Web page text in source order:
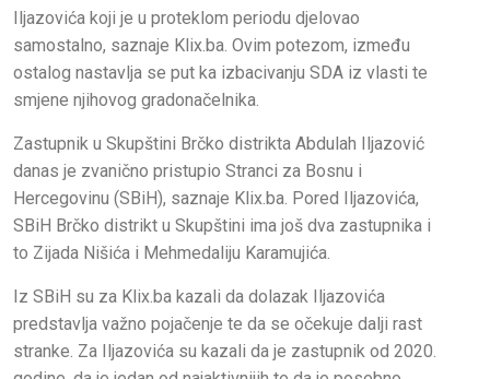
Iljazovića koji je u proteklom periodu djelovao
samostalno, saznaje Klix.ba. Ovim potezom, između
ostalog nastavlja se put ka izbacivanju SDA iz vlasti te
smjene njihovog gradonačelnika.
Zastupnik u Skupštini Brčko distrikta Abdulah Iljazović
danas je zvanično pristupio Stranci za Bosnu i
Hercegovinu (SBiH), saznaje Klix.ba. Pored Iljazovića,
SBiH Brčko distrikt u Skupštini ima još dva zastupnika i
to Zijada Nišića i Mehmedaliju Karamujića.
Iz SBiH su za Klix.ba kazali da dolazak Iljazovića
predstavlja važno pojačenje te da se očekuje dalji rast
stranke. Za Iljazovića su kazali da je zastupnik od 2020.